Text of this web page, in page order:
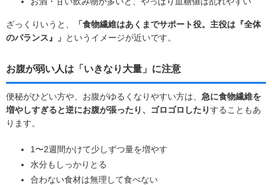
ざっくりいうと、
「食物繊維はあくまでサポート役。主役は『全体
のバランス』」 というイメージが近いです。
お腹が弱い人は「いきなり大量」に注意
便秘がひどい方や、お腹がゆるくなりやすい方は、 急に食物繊維を
増やしすぎると逆にお腹が張ったり、ゴロゴロしたりすることもあ
ります。
1〜2週間かけて少しずつ量を増やす
水分もしっかりとる
合わない食材は無理して食べない